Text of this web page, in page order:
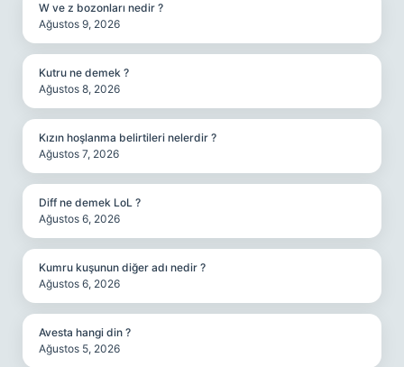
W ve z bozonları nedir ?
Ağustos 9, 2026
Kutru ne demek ?
Ağustos 8, 2026
Kızın hoşlanma belirtileri nelerdir ?
Ağustos 7, 2026
Diff ne demek LoL ?
Ağustos 6, 2026
Kumru kuşunun diğer adı nedir ?
Ağustos 6, 2026
Avesta hangi din ?
Ağustos 5, 2026